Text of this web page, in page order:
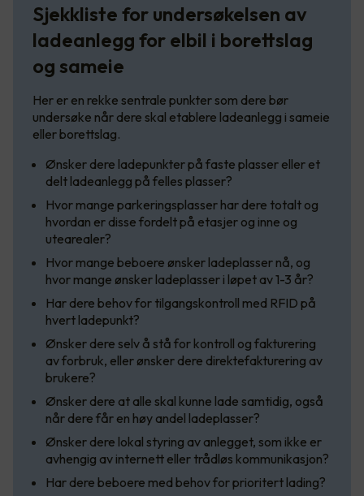
Sjekkliste for undersøkelsen av
ladeanlegg for elbil i borettslag
og sameie
Her er en rekke sentrale punkter som dere bør
undersøke når dere skal etablere ladeanlegg i sameie
eller borettslag.
Ønsker dere ladepunkter på faste plasser eller et
delt ladeanlegg på felles plasser?
Hvor mange parkeringsplasser har dere totalt og
hvordan er disse fordelt på etasjer og inne og
utearealer?
Hvor mange beboere ønsker ladeplasser nå, og
hvor mange ønsker ladeplasser i løpet av 1-3 år?
Har dere behov for tilgangskontroll med RFID på
hvert ladepunkt?
Ønsker dere selv å stå for kontroll og fakturering
av forbruk, eller ønsker dere direktefakturering av
brukere?
Ønsker dere at alle skal kunne lade samtidig, også
når dere får en høy andel ladeplasser?
Ønsker dere lokal styring av anlegget, som ikke er
avhengig av internett eller trådløs kommunikasjon?
Har dere beboere med behov for prioritert lading?